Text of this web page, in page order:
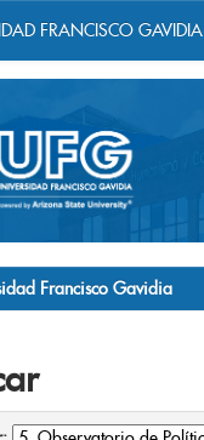
FRANCISCO GAVIDIA
Francisco Gavidia